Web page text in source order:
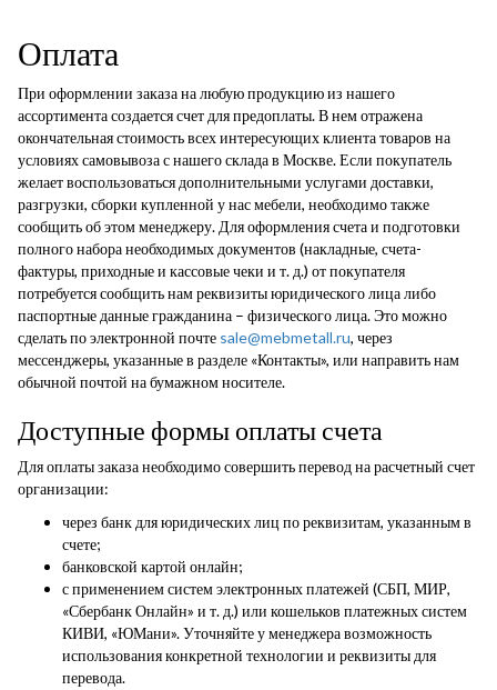
Оплата
При оформлении заказа на любую продукцию из нашего
ассортимента создается счет для предоплаты. В нем отражена
окончательная стоимость всех интересующих клиента товаров на
условиях самовывоза с нашего склада в Москве. Если покупатель
желает воспользоваться дополнительными услугами доставки,
разгрузки, сборки купленной у нас мебели, необходимо также
сообщить об этом менеджеру. Для оформления счета и подготовки
полного набора необходимых документов (накладные, счета-
фактуры, приходные и кассовые чеки и т. д.) от покупателя
потребуется сообщить нам реквизиты юридического лица либо
паспортные данные гражданина – физического лица. Это можно
сделать по электронной почте sale@mebmetall.ru, через
мессенджеры, указанные в разделе «Контакты», или направить нам
обычной почтой на бумажном носителе.
Доступные формы оплаты счета
Для оплаты заказа необходимо совершить перевод на расчетный счет
организации:
через банк для юридических лиц по реквизитам, указанным в
счете;
банковской картой онлайн;
с применением систем электронных платежей (СБП, МИР,
«Сбербанк Онлайн» и т. д.) или кошельков платежных систем
КИВИ, «ЮМани». Уточняйте у менеджера возможность
использования конкретной технологии и реквизиты для
перевода.